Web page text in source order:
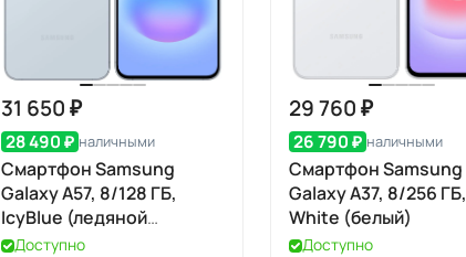
31 650 ₽
28 490 ₽ наличными
Смартфон Samsung
Galaxy A57, 8/128 ГБ,
IcyBlue (ледяной
голубой)
Доступно
29 760 ₽
26 790 ₽ наличными
Смартфон Samsung
Galaxy A37, 8/256 ГБ,
White (белый)
Доступно